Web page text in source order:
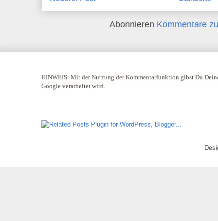
Abonnieren Kommentare
HINWEIS: Mit der Nutzung der Kommentarfunktion gibst Du
Google verarbeitet wird.